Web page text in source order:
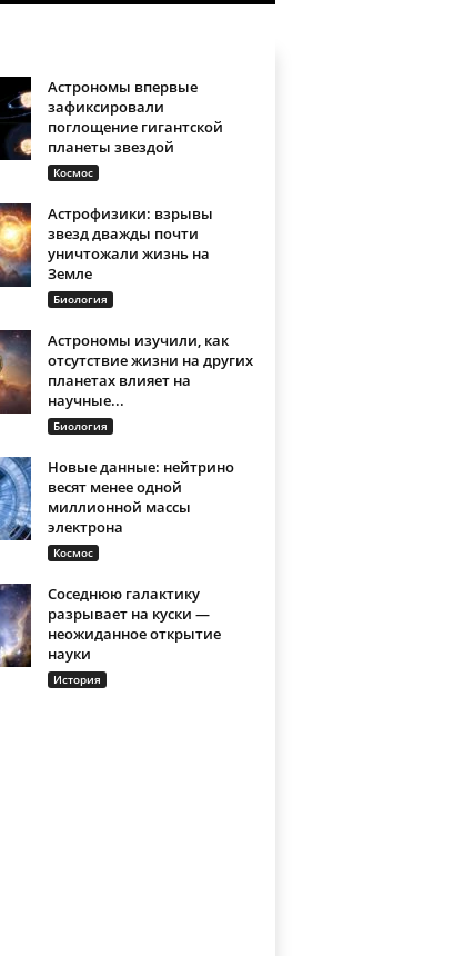
Астрономы впервые
зафиксировали
поглощение гигантской
планеты звездой
Космос
Астрофизики: взрывы
звезд дважды почти
уничтожали жизнь на
Земле
Биология
Астрономы изучили, как
отсутствие жизни на других
планетах влияет на
научные...
Биология
Новые данные: нейтрино
весят менее одной
миллионной массы
электрона
Космос
Соседнюю галактику
разрывает на куски —
неожиданное открытие
науки
История